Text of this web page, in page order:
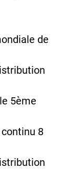
de
5ème
8